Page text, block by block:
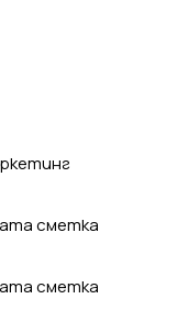
сметка
сметка